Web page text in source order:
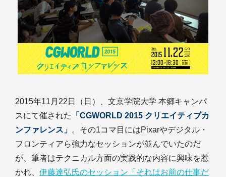
2015年11月22日（日）、文京学院大学 本郷キャンパ
スにて催された
「CGWORLD 2015 クリエイティブカ
ンファレンス」 。その1コマ目にはPixarやデジタル・
フロンティアら強力なセッションが並んでいたのだ
が、筆者はテクニカル方面の実践的な内容に興味を惹
かれ、 伊藤達弘氏のセッション「それはお前の仕事だ